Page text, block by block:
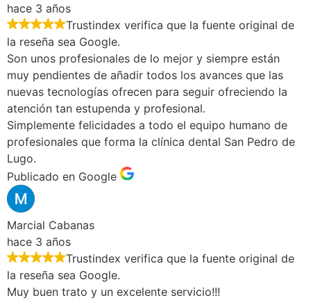
hace 3 años
Trustindex verifica que la fuente original de
la reseña sea Google.
Son unos profesionales de lo mejor y siempre están
muy pendientes de añadir todos los avances que las
nuevas tecnologías ofrecen para seguir ofreciendo la
atención tan estupenda y profesional.
Simplemente felicidades a todo el equipo humano de
profesionales que forma la clínica dental San Pedro de
Lugo.
Publicado en Google
Marcial Cabanas
hace 3 años
Trustindex verifica que la fuente original de
la reseña sea Google.
Muy buen trato y un excelente servicio!!!